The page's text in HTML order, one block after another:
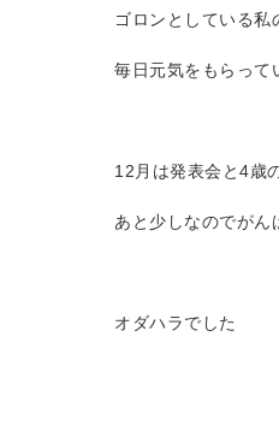
ゴロンとしている私
毎日元気をもらって
12月は発表会と4歳
あと少しなのでがん
オダハラでした